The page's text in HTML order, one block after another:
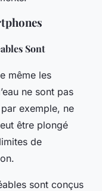
Sont
même les
ne sont pas
exemple, ne
être plongé
de
sont conçus